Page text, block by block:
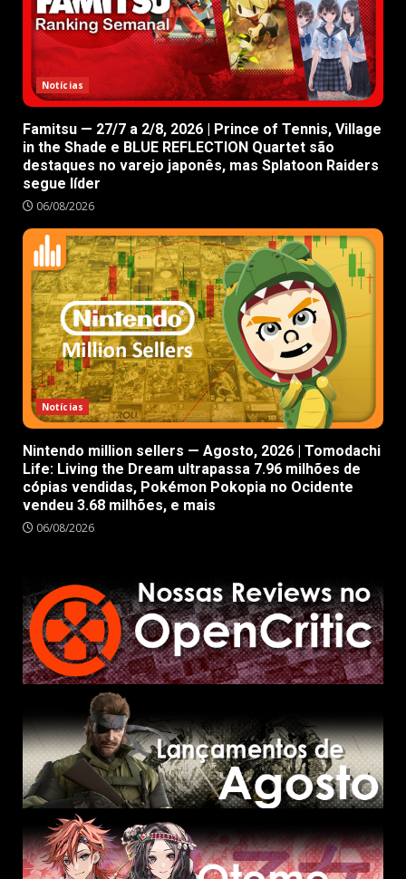
Notícias
Famitsu — 27/7 a 2/8, 2026 | Prince of Tennis, Village
in the Shade e BLUE REFLECTION Quartet são
destaques no varejo japonês, mas Splatoon Raiders
segue líder
06/08/2026
Notícias
Nintendo million sellers — Agosto, 2026 | Tomodachi
Life: Living the Dream ultrapassa 7.96 milhões de
cópias vendidas, Pokémon Pokopia no Ocidente
vendeu 3.68 milhões, e mais
06/08/2026